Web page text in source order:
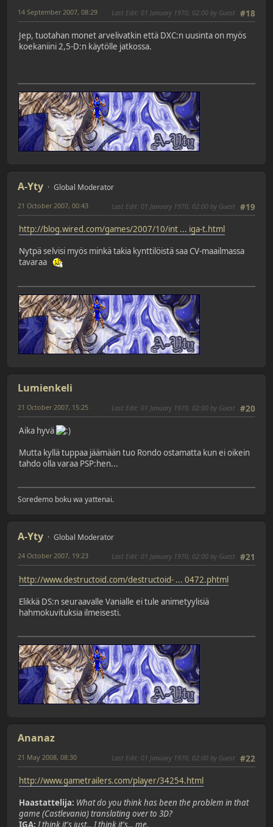
#18
14 September 2007, 08:29 Last Edit: 01 January 1970, 02:00 by Guest
Jep, tuotahan monet arvelivatkin että DXC:n uusinta on myös
koekaniini 2,5-D:n käytölle jatkossa.
A-Yty Global Moderator
#19
21 October 2007, 00:43 Last Edit: 01 January 1970, 02:00 by Guest
http://blog.wired.com/games/2007/10/int ... iga-t.html
Nytpä selvisi myös minkä takia kynttilöistä saa CV-maailmassa
tavaraa
Lumienkeli
#20
21 October 2007, 15:25 Last Edit: 01 January 1970, 02:00 by Guest
Aika hyvä
Mutta kyllä tuppaa jäämään tuo Rondo ostamatta kun ei oikein
tahdo olla varaa PSP:hen...
Soredemo boku wa yattenai.
A-Yty Global Moderator
#21
24 October 2007, 19:23 Last Edit: 01 January 1970, 02:00 by Guest
http://www.destructoid.com/destructoid- ... 0472.phtml
Elikkä DS:n seuraavalle Vanialle ei tule animetyylisiä
hahmokuvituksia ilmeisesti.
Ananaz
#22
21 May 2008, 08:30 Last Edit: 01 January 1970, 02:00 by Guest
http://www.gametrailers.com/player/34254.html
Haastattelija: What do you think has been the problem in that
game (Castlevania) translating over to 3D?
IGA: I think it's just... I think it's... me.